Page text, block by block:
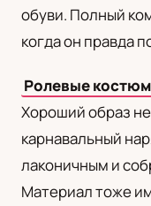
обуви. Полный
когда он правда
Ролевые
Хороший образ
карнавальный
лаконичным и
Материал тоже